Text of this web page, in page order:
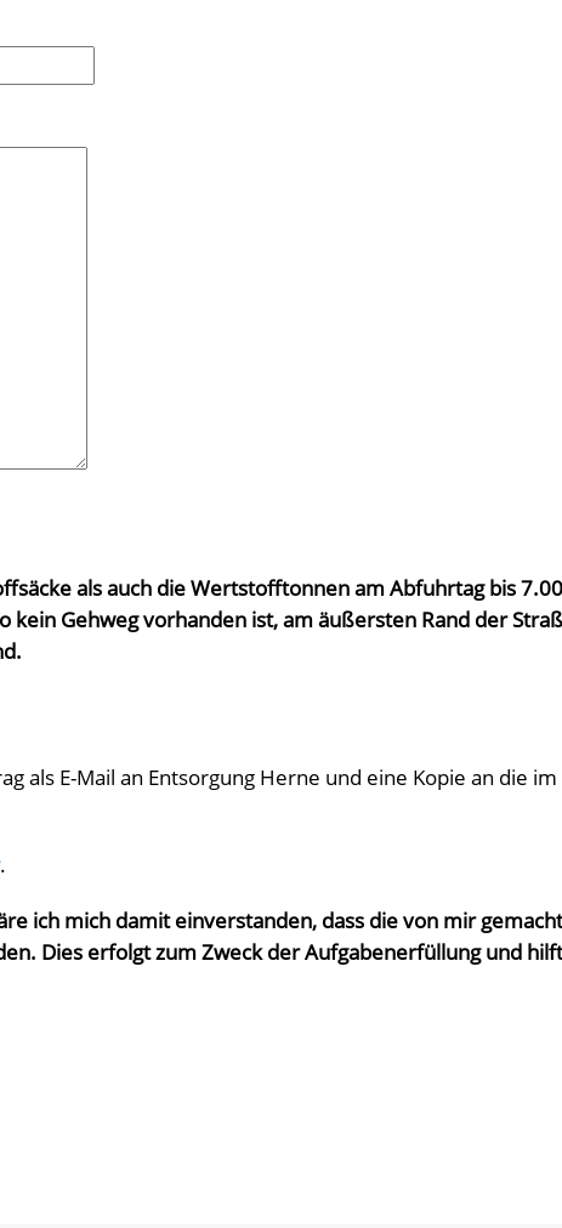
als auch die Wertstofftonnen am Abfuhrtag bis
kein Gehweg vorhanden ist, am äußersten Rand der
als E-Mail an Entsorgung Herne und eine Kopie an die
.
ich mich damit einverstanden, dass die von mir
Dies erfolgt zum Zweck der Aufgabenerfüllung und